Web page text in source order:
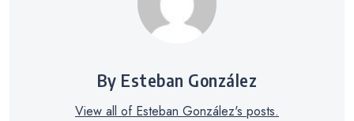
By Esteban González
View all of Esteban González's posts.